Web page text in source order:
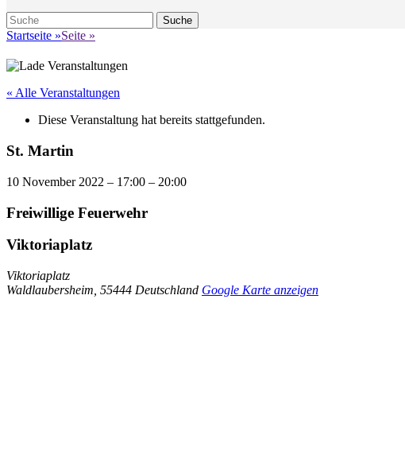
Suche
Suche
nach:
Startseite »Seite »
« Alle Veranstaltungen
Diese Veranstaltung hat bereits stattgefunden.
St. Martin
10 November 2022 – 17:00 – 20:00
Freiwillige Feuerwehr
Viktoriaplatz
Viktoriaplatz
Waldlaubersheim 55444 Deutschland Google Karte anzeigen